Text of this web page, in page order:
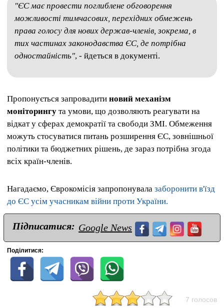
"ЄС має провести поглиблене обговорення
можливості тимчасових, перехідних обмежень
права голосу для нових держав-членів, зокрема, в
тих частинах законодавства ЄС, де потрібна
одностайність", - йдеться в документі.
Пропонується запровадити новий механізм
моніторингу та умови, що дозволяють реагувати на
відкат у сферах демократії та свободи ЗМІ. Обмеження
можуть стосуватися питань розширення ЄС, зовнішньої
політики та бюджетних рішень, де зараз потрібна згода
всіх країн-членів.
Нагадаємо, Єврокомісія запропонувала заборонити в'їзд
до ЄС усім учасникам війни проти України.
Підписатися: Google News
Поділитися:
7 голосов